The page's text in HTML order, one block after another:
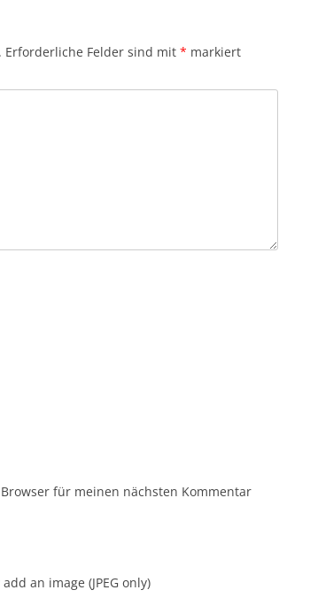
Erforderliche Felder sind mit * markiert
für meinen nächsten Kommentar
an image (JPEG only)